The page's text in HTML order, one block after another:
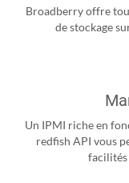
Broadberry offre
de stockage
Un IPMI riche en
redfish API vous
facilités